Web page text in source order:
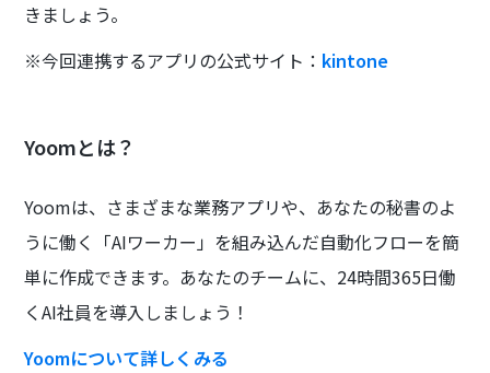
きましょう。
※今回連携するアプリの公式サイト： kintone
Yoomとは？
Yoomは、さまざまな業務アプリや、あなたの秘書のよ
うに働く「AIワーカー」を組み込んだ自動化フローを簡
単に作成できます。あなたのチームに、24時間365日働
くAI社員を導入しましょう！
Yoomについて詳しくみる